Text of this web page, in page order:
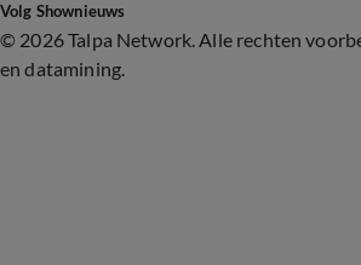
Volg Shownieuws
© 2026 Talpa Network. Alle rechten
en datamining.